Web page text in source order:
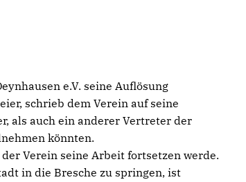
e.V. seine Auflösung
schrieb dem Verein auf seine
als auch ein anderer Vertreter der
könnten.
Verein seine Arbeit fortsetzen werde.
in die Bresche zu springen, ist